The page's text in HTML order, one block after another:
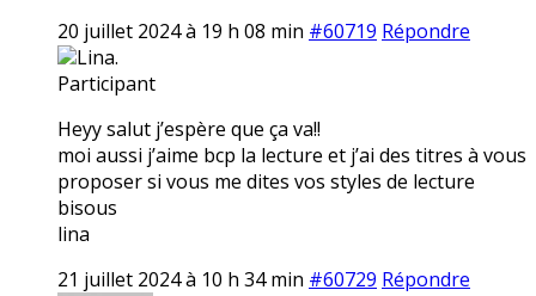
20 juillet 2024 à 19 h 08 min #60719 Répondre
Lina.
Participant
Heyy salut j’espère que ça va!!
moi aussi j’aime bcp la lecture et j’ai des titres à vous
proposer si vous me dites vos styles de lecture
bisous
lina
21 juillet 2024 à 10 h 34 min #60729 Répondre